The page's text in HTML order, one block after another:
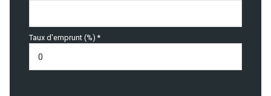
Taux d'emprunt (%) *